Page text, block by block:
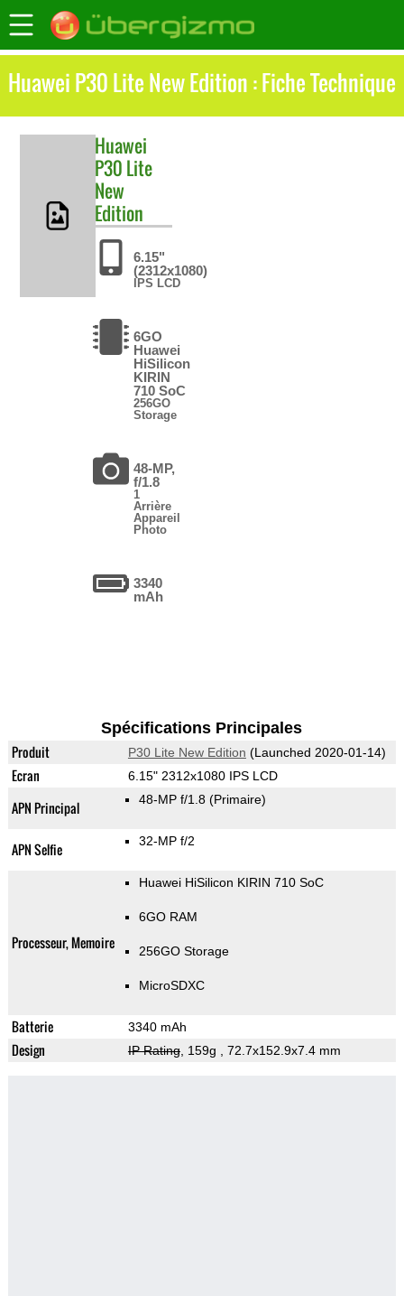
Huawei P30 Lite New Edition : Fiche Technique
Huawei
P30 Lite
New
Edition
6.15"
(2312x1080)
IPS LCD
6GO
Huawei
HiSilicon
KIRIN
710 SoC
256GO
Storage
48-MP,
f/1.8
1
Arrière
Appareil
Photo
3340
mAh
Spécifications Principales
Produit P30 Lite New Edition (Launched 2020-01-14)
Ecran 6.15" 2312x1080 IPS LCD
APN Principal 48-MP f/1.8 (Primaire)
APN Selfie 32-MP f/2
Processeur, Memoire
Huawei HiSilicon KIRIN 710 SoC
6GO RAM
256GO Storage
MicroSDXC
Batterie 3340 mAh
Design IP Rating, 159g , 72.7x152.9x7.4 mm